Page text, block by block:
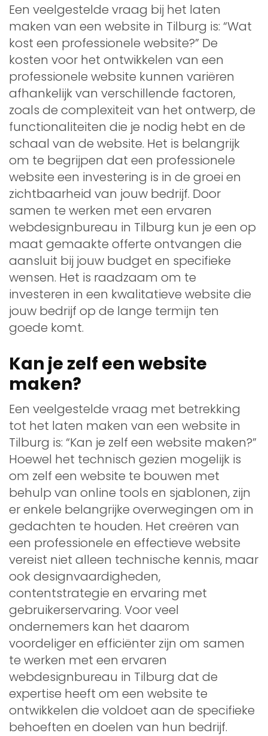
Een veelgestelde vraag bij het laten
maken van een website in Tilburg is: “Wat
kost een professionele website?” De
kosten voor het ontwikkelen van een
professionele website kunnen variëren
afhankelijk van verschillende factoren,
zoals de complexiteit van het ontwerp, de
functionaliteiten die je nodig hebt en de
schaal van de website. Het is belangrijk
om te begrijpen dat een professionele
website een investering is in de groei en
zichtbaarheid van jouw bedrijf. Door
samen te werken met een ervaren
webdesignbureau in Tilburg kun je een op
maat gemaakte offerte ontvangen die
aansluit bij jouw budget en specifieke
wensen. Het is raadzaam om te
investeren in een kwalitatieve website die
jouw bedrijf op de lange termijn ten
goede komt.
Kan je zelf een website
maken?
Een veelgestelde vraag met betrekking
tot het laten maken van een website in
Tilburg is: “Kan je zelf een website maken?”
Hoewel het technisch gezien mogelijk is
om zelf een website te bouwen met
behulp van online tools en sjablonen, zijn
er enkele belangrijke overwegingen om in
gedachten te houden. Het creëren van
een professionele en effectieve website
vereist niet alleen technische kennis, maar
ook designvaardigheden,
contentstrategie en ervaring met
gebruikerservaring. Voor veel
ondernemers kan het daarom
voordeliger en efficiënter zijn om samen
te werken met een ervaren
webdesignbureau in Tilburg dat de
expertise heeft om een website te
ontwikkelen die voldoet aan de specifieke
behoeften en doelen van hun bedrijf.